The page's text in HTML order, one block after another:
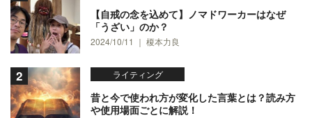
【自戒の念を込めて】ノマドワーカーはなぜ
「うざい」のか？
2024/10/11 ｜ 榎本力良
ライティング
昔と今で使われ方が変化した言葉とは？読み方
や使用場面ごとに解説！